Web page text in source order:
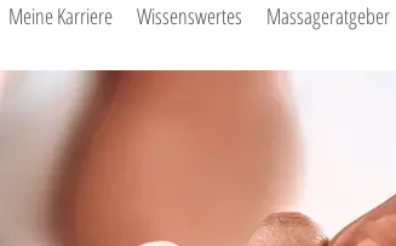
Meine Karriere Wissenswertes Massageratgeber